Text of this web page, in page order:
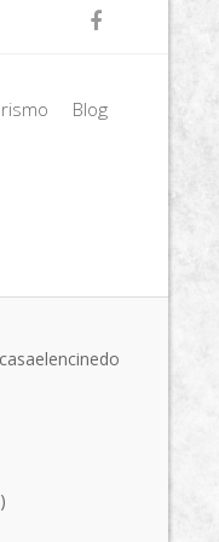

Blog
casaelencinedo